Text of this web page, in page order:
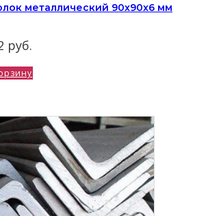
металлический 90x90x6 мм
руб.